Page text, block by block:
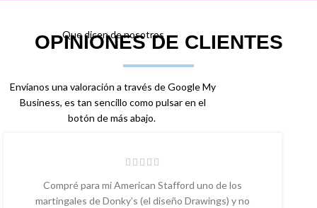
Que dicen de nosotros
OPINIONES DE CLIENTES
Envíanos una valoración a través de Google My
Business, es tan sencillo como pulsar en el
botón de más abajo.
Compré para mi American Stafford uno de los
martingales de Donky’s (el diseño Drawings) y no